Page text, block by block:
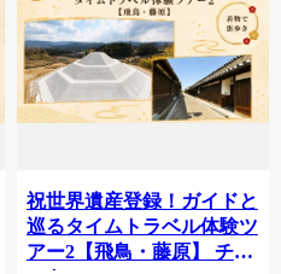
祝世界遺産登録！ガイドと
巡るタイムトラベル体験ツ
アー2【飛鳥・藤原】 チケ